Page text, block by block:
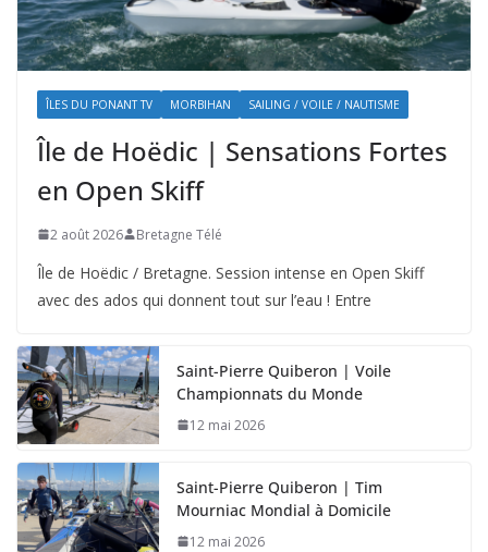
ÎLES DU PONANT TV MORBIHAN SAILING / VOILE / NAUTISME
Île de Hoëdic | Sensations Fortes
en Open Skiff
2 août 2026 Bretagne Télé
Île de Hoëdic / Bretagne. Session intense en Open Skiff
avec des ados qui donnent tout sur l’eau ! Entre
Saint-Pierre Quiberon | Voile
Championnats du Monde
12 mai 2026
Saint-Pierre Quiberon | Tim
Mourniac Mondial à Domicile
12 mai 2026